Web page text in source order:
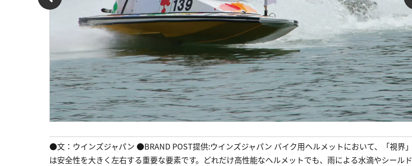
●文：ウインズジャパン ●BRAND POST提供:ウインズジャパン バイク用ヘルメットにおいて、「視界」
は安全性を大きく左右する重要な要素です。どれだけ高性能なヘルメットでも、雨による水滴やシールド